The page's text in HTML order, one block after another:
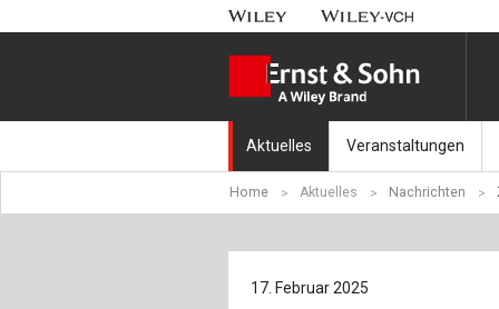
Aktuelles
Nachrichten
Aktuell erschienen
Erscheint in Kürze
Veranstaltungen
Münchener
Fachkonferenz
Symposium
Home Aktuelles Nachrichten
17. Februar 2025